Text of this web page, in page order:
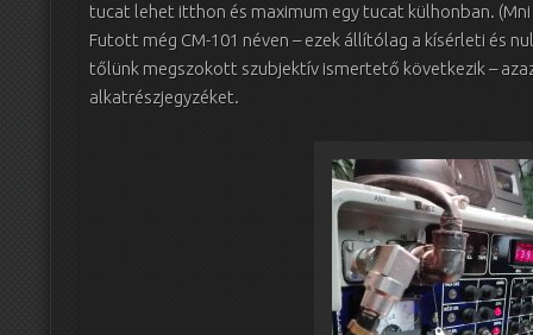
tucat lehet itthon és maximum egy tucat külhonban.
Futott még CM-101 néven – ezek állítólag a kísérleti és
tőlünk megszokott szubjektív ismertető következik –
alkatrészjegyzéket.